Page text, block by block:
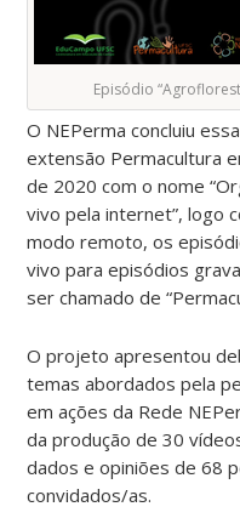
Episódio
O NEPerma concluiu
extensão Permacultura
de 2020 com o nome
vivo pela internet”, logo
modo remoto, os
vivo para episódios
ser chamado de
O projeto apresentou
temas abordados pela
em ações da Rede
da produção de 30
dados e opiniões de 68
convidados/as.